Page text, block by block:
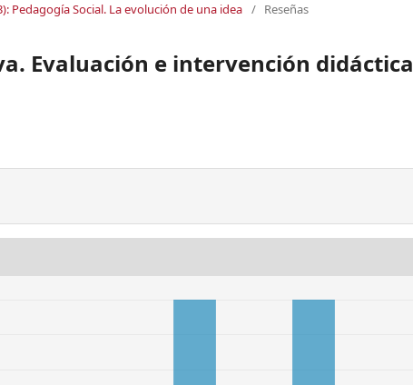
Pedagogía Social. La evolución de una idea / Reseñas
Evaluación e intervención